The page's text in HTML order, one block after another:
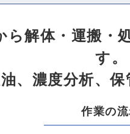
ら解体・運搬・
す。
、濃度分析、
作業の流